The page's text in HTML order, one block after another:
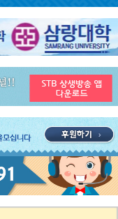
간 추천 프로그램
천 프로그램
천 프로그램
천 프로그램
천 프로그램